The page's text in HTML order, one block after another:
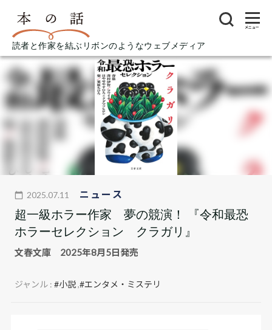
読者と作家を結ぶリボンのようなウェブメディア
メニュー
2025.07.11 ニュース
超一級ホラー作家 夢の競演！ 『令和最恐
ホラーセレクション クラガリ』
文春文庫 2025年8月5日発売
ジャンル :#小説,#エンタメ・ミステリ